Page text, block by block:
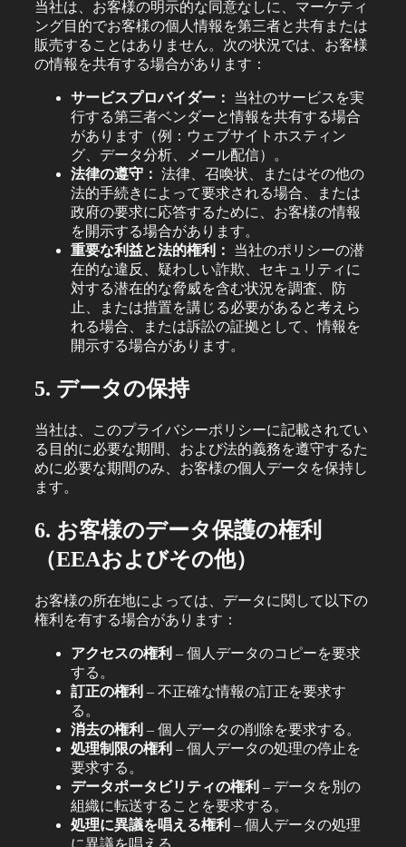
当社は、お客様の明示的な同意なしに、マーケティ
ング目的でお客様の個人情報を第三者と共有または
販売することはありません。次の状況では、お客様
の情報を共有する場合があります：
サービスプロバイダー：
当社のサービスを実
行する第三者ベンダーと情報を共有する場合
があります（例：ウェブサイトホスティン
グ、データ分析、メール配信）。
法律の遵守： 法律、召喚状、またはその他の
法的手続きによって要求される場合、または
政府の要求に応答するために、お客様の情報
を開示する場合があります。
重要な利益と法的権利：
当社のポリシーの潜
在的な違反、疑わしい詐欺、セキュリティに
対する潜在的な脅威を含む状況を調査、防
止、または措置を講じる必要があると考えら
れる場合、または訴訟の証拠として、情報を
開示する場合があります。
5. データの保持
当社は、このプライバシーポリシーに記載されてい
る目的に必要な期間、および法的義務を遵守するた
めに必要な期間のみ、お客様の個人データを保持し
ます。
6. お客様のデータ保護の権利
（EEAおよびその他）
お客様の所在地によっては、データに関して以下の
権利を有する場合があります：
アクセスの権利 – 個人データのコピーを要求
する。
訂正の権利 – 不正確な情報の訂正を要求す
る。
消去の権利 – 個人データの削除を要求する。
処理制限の権利 – 個人データの処理の停止を
要求する。
データポータビリティの権利 – データを別の
組織に転送することを要求する。
処理に異議を唱える権利 – 個人データの処理
に異議を唱える。